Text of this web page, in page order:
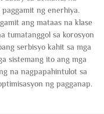
ng enerhiya.
ang mataas na klase
tumatanggol sa korosyon
serbisyo kahit sa mga
sistemang ito ang mga
na nagpapahintulot sa
ng pagganap.